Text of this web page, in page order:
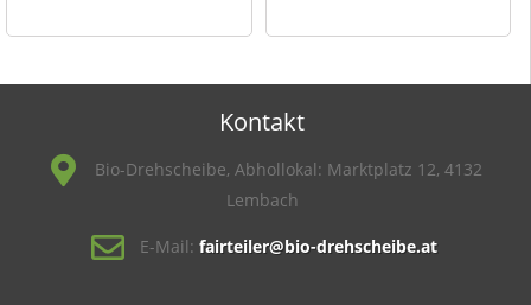
Kontakt
Bio-Drehscheibe, Abhollokal: Marktplatz 12, 4132
Lembach
E-Mail: fairteiler@bio-drehscheibe.at